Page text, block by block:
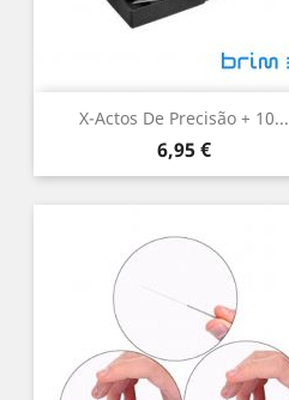
X-Actos De Precisão + 10...
Preço
6,95 €